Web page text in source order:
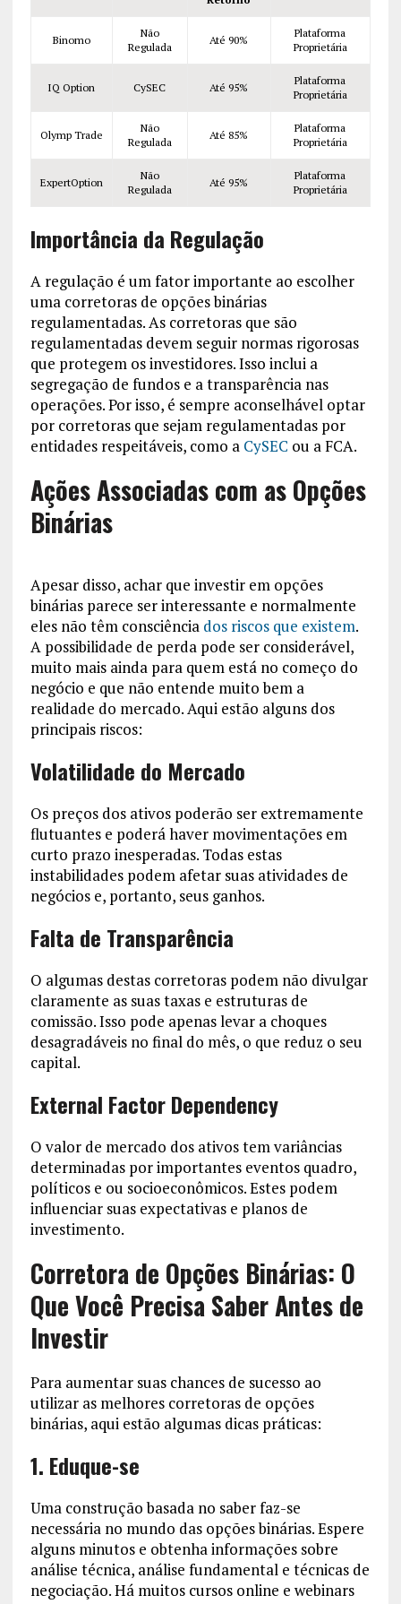
Binomo
Não
Regulada
Até 90%
Plataforma
Proprietária
IQ Option CySEC Até 95%
Plataforma
Proprietária
Olymp Trade
Não
Regulada
Até 85%
Plataforma
Proprietária
ExpertOption
Não
Regulada
Até 95%
Plataforma
Proprietária
Importância da Regulação
A regulação é um fator importante ao escolher
uma corretoras de opções binárias
regulamentadas. As corretoras que são
regulamentadas devem seguir normas rigorosas
que protegem os investidores. Isso inclui a
segregação de fundos e a transparência nas
operações. Por isso, é sempre aconselhável optar
por corretoras que sejam regulamentadas por
entidades respeitáveis, como a CySEC ou a FCA.
Ações Associadas com as Opções
Binárias
Apesar disso, achar que investir em opções
binárias parece ser interessante e normalmente
eles não têm consciência dos riscos que existem.
A possibilidade de perda pode ser considerável,
muito mais ainda para quem está no começo do
negócio e que não entende muito bem a
realidade do mercado. Aqui estão alguns dos
principais riscos:
Volatilidade do Mercado
Os preços dos ativos poderão ser extremamente
flutuantes e poderá haver movimentações em
curto prazo inesperadas. Todas estas
instabilidades podem afetar suas atividades de
negócios e, portanto, seus ganhos.
Falta de Transparência
O algumas destas corretoras podem não divulgar
claramente as suas taxas e estruturas de
comissão. Isso pode apenas levar a choques
desagradáveis no final do mês, o que reduz o seu
capital.
External Factor Dependency
O valor de mercado dos ativos tem variâncias
determinadas por importantes eventos quadro,
políticos e ou socioeconômicos. Estes podem
influenciar suas expectativas e planos de
investimento.
Corretora de Opções Binárias: O
Que Você Precisa Saber Antes de
Investir
Para aumentar suas chances de sucesso ao
utilizar as melhores corretoras de opções
binárias, aqui estão algumas dicas práticas:
1. Eduque-se
Uma construção basada no saber faz-se
necessária no mundo das opções binárias. Espere
alguns minutos e obtenha informações sobre
análise técnica, análise fundamental e técnicas de
negociação. Há muitos cursos online e webinars